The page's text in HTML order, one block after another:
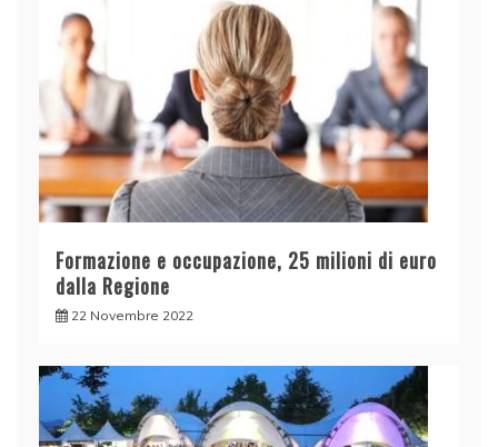
Formazione e occupazione, 25 milioni di euro
dalla Regione
22 Novembre 2022